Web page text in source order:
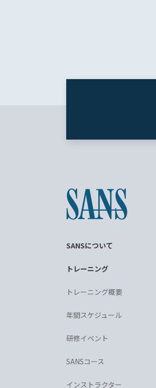
SANSについて
トレーニング
トレーニング概要
年間スケジュール
研修イベント
SANSコース
インストラクター